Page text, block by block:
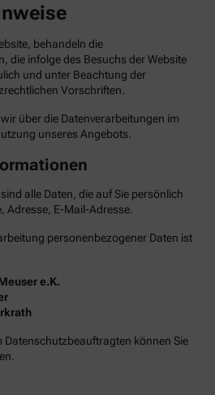
behandeln die
die infolge des Besuchs der Website
und unter Beachtung der
Vorschriften.
über die Datenverarbeitungen im
unseres Angebots.
alle Daten, die auf Sie persönlich
Adresse, E-Mail-Adresse.
personenbezogener Daten ist
e.K.
können Sie